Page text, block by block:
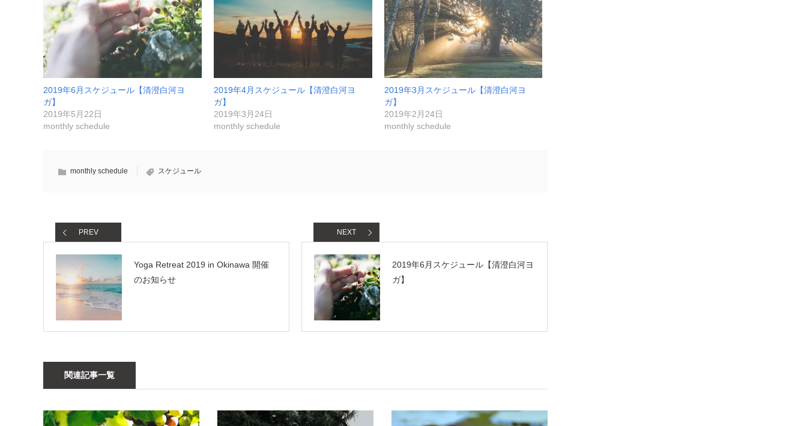
2019年6月スケジュール【清澄白河ヨ
ガ】
2019年5月22日
monthly schedule
2019年4月スケジュール【清澄白河ヨ
ガ】
2019年3月24日
monthly schedule
2019年3月スケジュール【清澄白河ヨ
ガ】
2019年2月24日
monthly schedule
monthly schedule スケジュール
PREV
Yoga Retreat 2019 in Okinawa 開催
のお知らせ
NEXT
2019年6月スケジュール【清澄白河ヨ
ガ】
関連記事一覧